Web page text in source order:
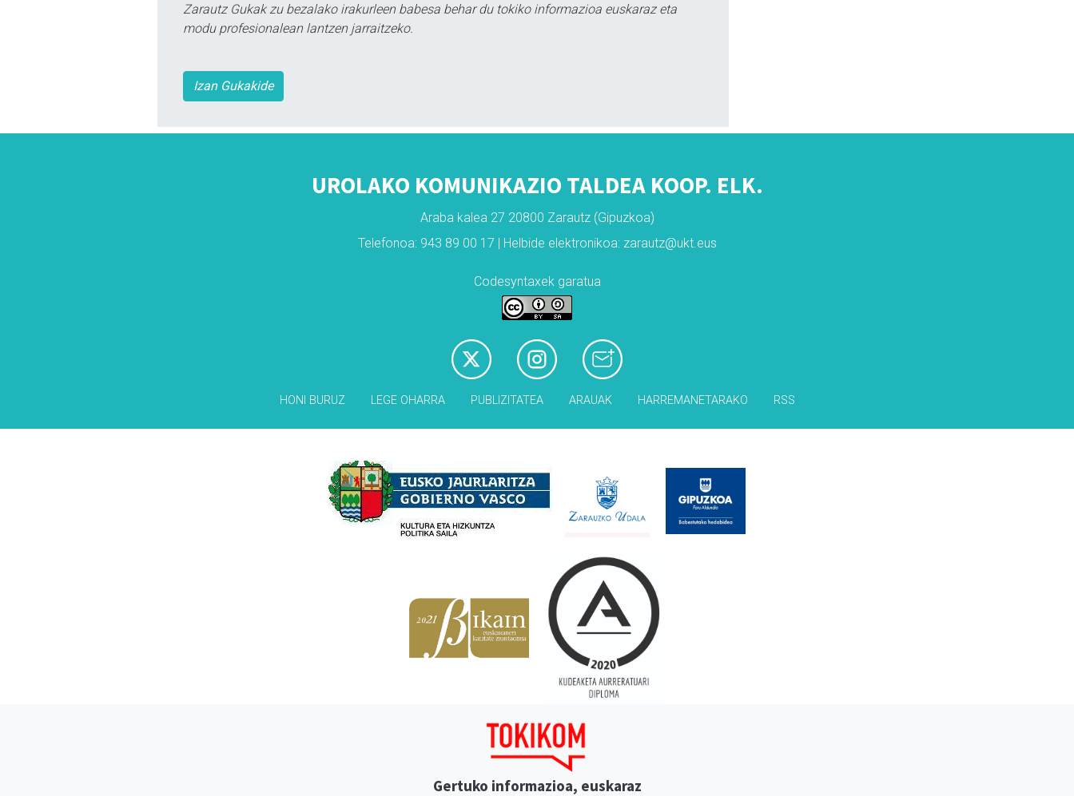
Zarautz Gukak zu bezalako irakurleen babesa behar du tokiko informazioa euskaraz eta
modu profesionalean lantzen jarraitzeko.
Izan Gukakide
UROLAKO KOMUNIKAZIO TALDEA KOOP. ELK.
Araba kalea 27 20800 Zarautz (Gipuzkoa)
Telefonoa: 943 89 00 17 | Helbide elektronikoa: zarautz@ukt.eus
Codesyntaxek garatua
HONI BURUZ LEGE OHARRA PUBLIZITATEA ARAUAK HARREMANETARAKO RSS
Gertuko informazioa, euskaraz